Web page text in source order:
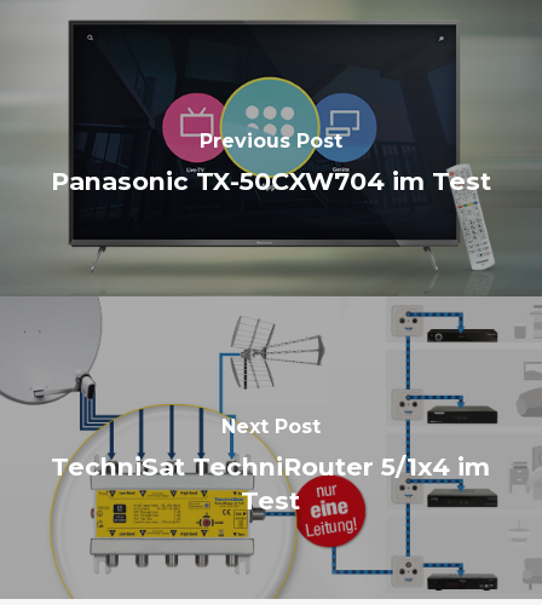
Previous Post
Panasonic TX-50CXW704 im Test
Next Post
TechniSat TechniRouter 5/1x4 im
Test